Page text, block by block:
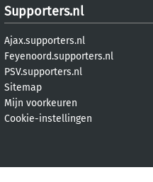
Supporters.nl
Ajax.supporters.nl
Feyenoord.supporters.nl
PSV.supporters.nl
Sitemap
Mijn voorkeuren
Cookie-instellingen